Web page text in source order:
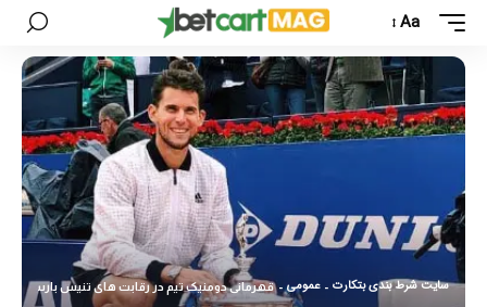
Aa
سایت شرط بندی بتکارت - عمومی - قهرمانی دومنیک تیم در رقابت های تنیس بارسلونا